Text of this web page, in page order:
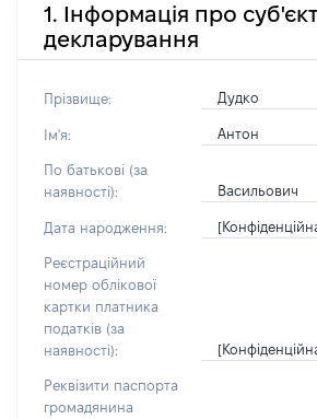
1. Інформація про
декларування
Прізвище: Дудко
Ім'я: Антон
По батькові (за
наявності):
Васильович
Дата народження:
Реєстраційний
номер облікової
картки платника
податків (за
наявності):
Реквізити паспорта
громадянина